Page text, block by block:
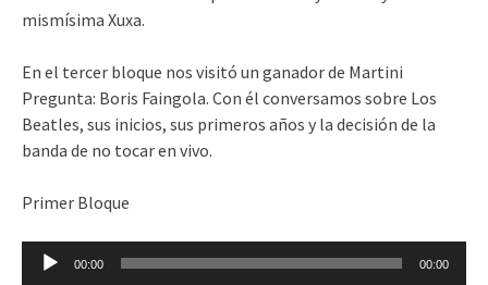
mismísima Xuxa.
En el tercer bloque nos visitó un ganador de Martini
Pregunta: Boris Faingola. Con él conversamos sobre Los
Beatles, sus inicios, sus primeros años y la decisión de la
banda de no tocar en vivo.
Primer Bloque
Reproductor
00:00 00:00